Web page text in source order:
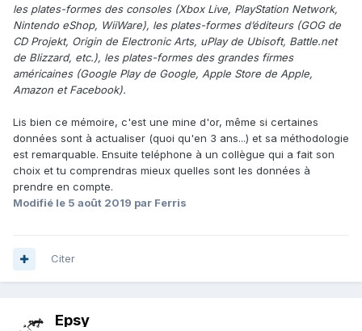
les plates-formes des consoles (Xbox Live, PlayStation Network,
Nintendo eShop, WiiWare), les plates-formes d’éditeurs (GOG de
CD Projekt, Origin de Electronic Arts, uPlay de Ubisoft, Battle.net
de Blizzard, etc.), les plates-formes des grandes firmes
américaines (Google Play de Google, Apple Store de Apple,
Amazon et Facebook).
Lis bien ce mémoire, c'est une mine d'or, même si certaines
données sont à actualiser (quoi qu'en 3 ans...) et sa méthodologie
est remarquable. Ensuite teléphone à un collègue qui a fait son
choix et tu comprendras mieux quelles sont les données à
prendre en compte.
Modifié le 5 août 2019 par Ferris
Citer
Epsy